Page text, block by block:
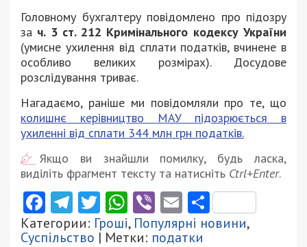
Головному бухгалтеру повідомлено про підозру
за ч. 3 ст. 212 Кримінального кодексу України
(умисне ухилення від сплати податків, вчинене в
особливо великих розмірах). Досудове
розслідування триває.
Нагадаємо, раніше ми повідомляли про те, що
колишнє керівництво МАУ підозрюється в
ухиленні від сплати 344 млн грн податків.
Якщо ви знайшли помилку, будь ласка,
виділіть фрагмент тексту та натисніть Ctrl+Enter.
Facebook
Telegram
Twitter
WhatsApp
ViberEmail
Категории: Гроші, Популярні новини,
Суспільство | Метки: податки